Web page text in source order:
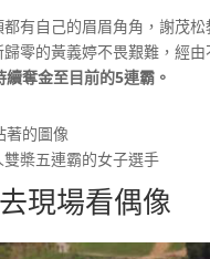
有自己的眉眉角角，謝茂
零的黃義婷不畏艱難，經
奪金至目前的5連霸。
槳五連霸的女子選手
現場看偶像